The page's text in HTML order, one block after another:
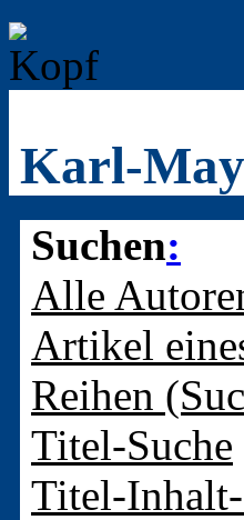
Karl-
Suchen:
Alle
Artikel
Reihen
Titel-Suche
Titel-